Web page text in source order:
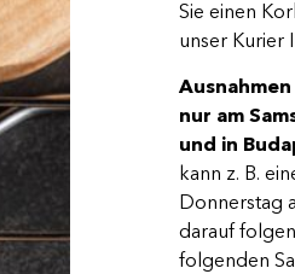
Sie einen
unser Kurier
nur am
und in
kann z. B.
Donnerstag
darauf
folgenden